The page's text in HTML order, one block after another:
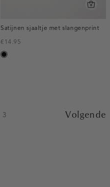
Satijnen sjaaltje met slangenprint
€14.95
zwart
3 Volgende